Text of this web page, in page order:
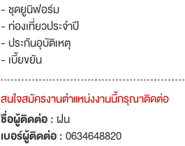
- ชุดยูนิฟอร์ม
- ท่องเที่ยวประจำปี
- ประกันอุบัติเหตุ
- เบี้ยขยัน
สนใจสมัครงานตำแหน่งงานนี้กรุณาติดต่อ
ชื่อผู้ติดต่อ :ฝน
เบอร์ผู้ติดต่อ :0634648820